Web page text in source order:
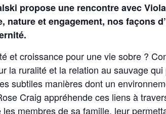
propose une rencontre avec
et engagement, nos façons
et croissance pour une vie sobre ?
la ruralité et la relation au sauvage
subtiles manières dont un
Craig appréhende ces liens à
membres de sa famille, leur